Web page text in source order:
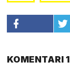
KOMENTARI 1